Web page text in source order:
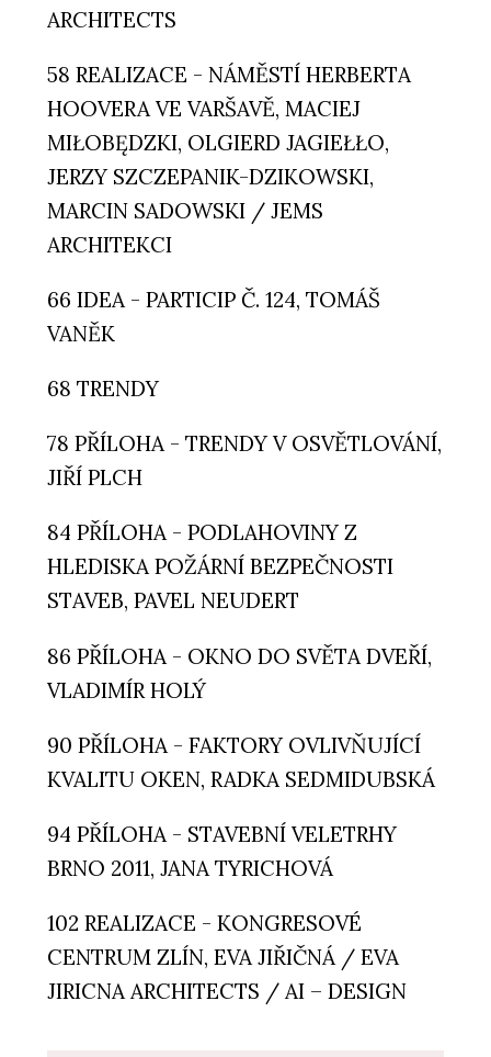
ARCHITECTS
58 REALIZACE - NÁMĚSTÍ HERBERTA
HOOVERA VE VARŠAVĚ, MACIEJ
MIŁOBĘDZKI, OLGIERD JAGIEŁŁO,
JERZY SZCZEPANIK-DZIKOWSKI,
MARCIN SADOWSKI / JEMS
ARCHITEKCI
66 IDEA - PARTICIP Č. 124, TOMÁŠ
VANĚK
68 TRENDY
78 PŘÍLOHA - TRENDY V OSVĚTLOVÁNÍ,
JIŘÍ PLCH
84 PŘÍLOHA - PODLAHOVINY Z
HLEDISKA POŽÁRNÍ BEZPEČNOSTI
STAVEB, PAVEL NEUDERT
86 PŘÍLOHA - OKNO DO SVĚTA DVEŘÍ,
VLADIMÍR HOLÝ
90 PŘÍLOHA - FAKTORY OVLIVŇUJÍCÍ
KVALITU OKEN, RADKA SEDMIDUBSKÁ
94 PŘÍLOHA - STAVEBNÍ VELETRHY
BRNO 2011, JANA TYRICHOVÁ
102 REALIZACE - KONGRESOVÉ
CENTRUM ZLÍN, EVA JIŘIČNÁ / EVA
JIRICNA ARCHITECTS / AI – DESIGN